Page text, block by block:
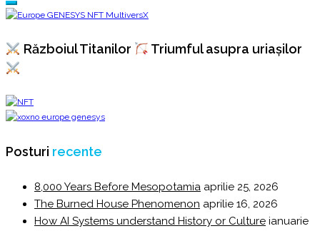
Războiul Titanilor Triumful asupra uriașilor
Posturi recente
8,000 Years Before Mesopotamia aprilie 25, 2026
The Burned House Phenomenon aprilie 16, 2026
How AI Systems understand History or Culture ianuarie